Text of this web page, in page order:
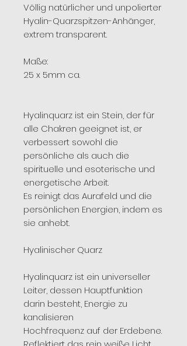
Völlig natürlicher und unpolierter
Hyalin-Quarzspitzen-Anhänger,
extrem transparent.
Maße:
25 x 5mm ca.
Hyalinquarz ist ein Stein, der für
alle Chakren geeignet ist, er
verbessert sowohl die
persönliche als auch die
spirituelle und esoterische und
energetische Arbeit.
Es reinigt das Aurafeld und die
persönlichen Energien, indem es
sie anhebt.
Hyalinischer Quarz
Hyalinquarz ist ein universeller
Leiter, dessen Hauptfunktion
darin besteht, Energie zu
kanalisieren
Hochfrequenz auf der Erdebene.